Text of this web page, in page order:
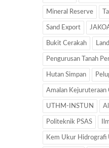
Mineral Reserve
Sand Export
Bukit Cerakah
Pengurusan Tanah
Hutan Simpan
Amalan Kejuruteraan
UTHM-INSTUN
Politeknik PSAS
Kem Ukur Hidrografi